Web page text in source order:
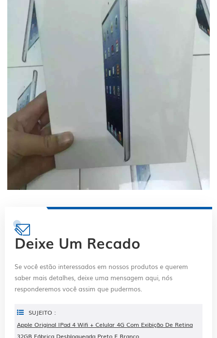
Deixe Um Recado
Se você estão interessados ​​em nossos produtos e querem
saber mais detalhes, deixe uma mensagem aqui, nós
responderemos você assim que pudermos.
SUJEITO :
Apple Original IPad 4 Wifi + Celular 4G Com Exibição De Retina
32GB Fábrica Desbloqueada Preto E Branco